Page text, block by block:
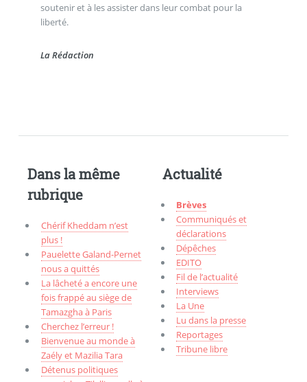
soutenir et à les assister dans leur combat pour la
liberté.
La Rédaction
Dans la même
rubrique
Chérif Kheddam n’est
plus !
Pauelette Galand-Pernet
nous a quittés
La lâcheté a encore une
fois frappé au siège de
Tamazgha à Paris
Cherchez l’erreur !
Bienvenue au monde à
Zaély et Mazilia Tara
Détenus politiques
Actualité
Brèves
Communiqués et
déclarations
Dépêches
EDITO
Fil de l’actualité
Interviews
La Une
Lu dans la presse
Reportages
Tribune libre